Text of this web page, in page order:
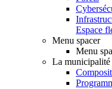
Espace
Menu spacer
Menu
La municipalité